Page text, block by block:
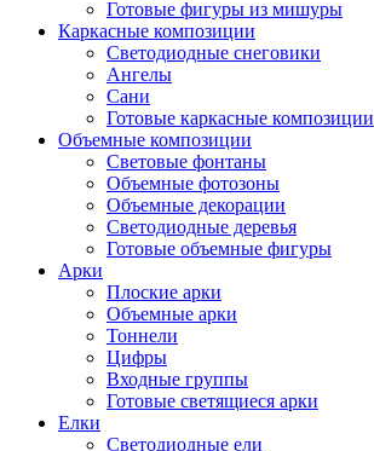
Готовые фигуры из мишуры
Каркасные композиции
Светодиодные снеговики
Ангелы
Сани
Готовые каркасные композиции
Объемные композиции
Световые фонтаны
Объемные фотозоны
Объемные декорации
Светодиодные деревья
Готовые объемные фигуры
Арки
Плоские арки
Объемные арки
Тоннели
Цифры
Входные группы
Готовые светящиеся арки
Елки
Светодиодные ели